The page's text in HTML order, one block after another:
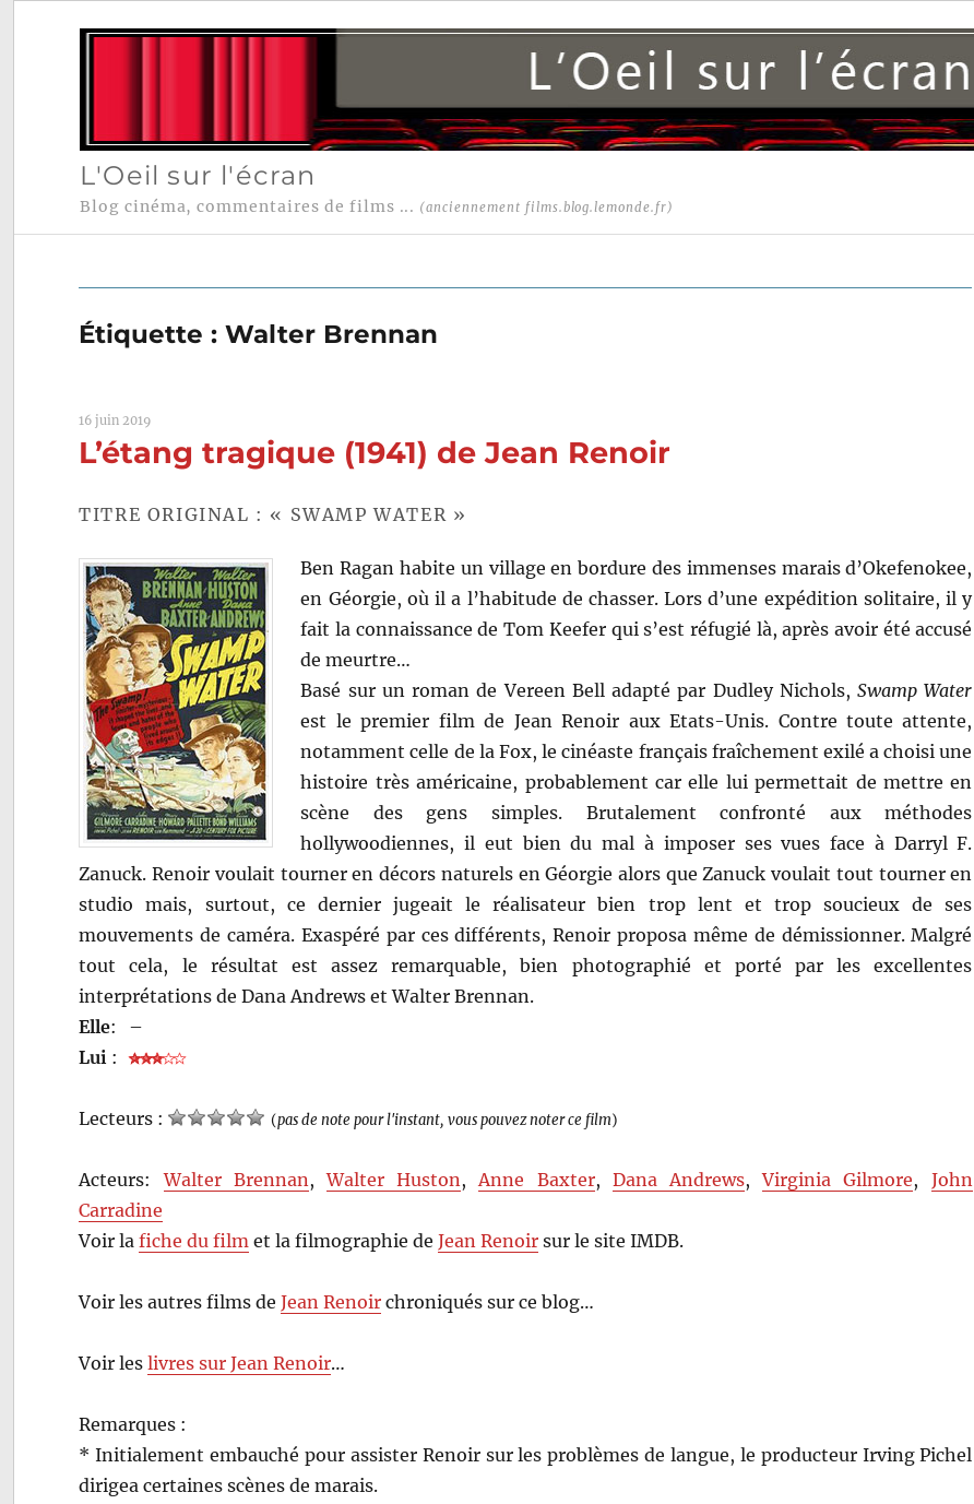
L'Oeil sur l'écran
Blog cinéma, commentaires de films ... (anciennement films.blog.lemonde.fr)
Étiquette :Walter Brennan
16 juin 2019
L’étang tragique (1941) de Jean Renoir
TITRE ORIGINAL : « SWAMP WATER »
Ben Ragan habite un village en bordure des immenses marais d’Okefenokee,
en Géorgie, où il a l’habitude de chasser. Lors d’une expédition solitaire, il y
fait la connaissance de Tom Keefer qui s’est réfugié là, après avoir été accusé
de meurtre…
Basé sur un roman de Vereen Bell adapté par Dudley Nichols,Swamp Water
est le premier film de Jean Renoir aux Etats-Unis. Contre toute attente,
notamment celle de la Fox, le cinéaste français fraîchement exilé a choisi une
histoire très américaine, probablement car elle lui permettait de mettre en
scène des gens simples. Brutalement confronté aux méthodes
hollywoodiennes, il eut bien du mal à imposer ses vues face à Darryl F.
Zanuck. Renoir voulait tourner en décors naturels en Géorgie alors que Zanuck voulait tout tourner en
studio mais, surtout, ce dernier jugeait le réalisateur bien trop lent et trop soucieux de ses
mouvements de caméra. Exaspéré par ces différents, Renoir proposa même de démissionner. Malgré
tout cela, le résultat est assez remarquable, bien photographié et porté par les excellentes
interprétations de Dana Andrews et Walter Brennan.
Elle:
–
Lui :
Lecteurs : (pas de note pour l'instant, vous pouvez noter ce film)
Acteurs:Walter Brennan ,Walter Huston , Anne Baxter, Dana Andrews,Virginia Gilmore, John
Carradine
Voir lafiche du film et la filmographie deJean Renoir sur le site IMDB.
Voir les autres films deJean Renoir chroniqués sur ce blog…
Voir leslivres sur Jean Renoir…
Remarques :
* Initialement embauché pour assister Renoir sur les problèmes de langue, le producteur Irving Pichel
dirigea certaines scènes de marais.